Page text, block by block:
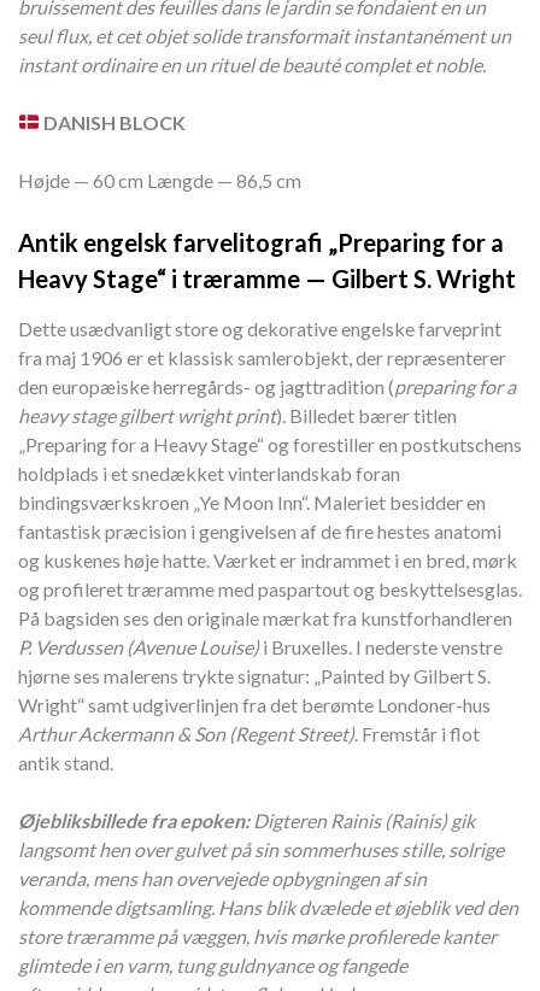
bruissement des feuilles dans le jardin se fondaient en un
seul flux, et cet objet solide transformait instantanément un
instant ordinaire en un rituel de beauté complet et noble.
DANISH BLOCK
Højde — 60 cm Længde — 86,5 cm
Antik engelsk farvelitografi „Preparing for a
Heavy Stage“ i træramme — Gilbert S. Wright
Dette usædvanligt store og dekorative engelske farveprint
fra maj 1906 er et klassisk samlerobjekt, der repræsenterer
den europæiske herregårds- og jagttradition (preparing for a
heavy stage gilbert wright print). Billedet bærer titlen
„Preparing for a Heavy Stage“ og forestiller en postkutschens
holdplads i et snedækket vinterlandskab foran
bindingsværkskroen „Ye Moon Inn“. Maleriet besidder en
fantastisk præcision i gengivelsen af de fire hestes anatomi
og kuskenes høje hatte. Værket er indrammet i en bred, mørk
og profileret træramme med paspartout og beskyttelsesglas.
På bagsiden ses den originale mærkat fra kunstforhandleren
P. Verdussen (Avenue Louise)i Bruxelles. I nederste venstre
hjørne ses malerens trykte signatur: „Painted by Gilbert S.
Wright“ samt udgiverlinjen fra det berømte Londoner-hus
Arthur Ackermann & Son (Regent Street). Fremstår i flot
antik stand.
Øjebliksbillede fra epoken: Digteren Rainis (Rainis) gik
langsomt hen over gulvet på sin sommerhuses stille, solrige
veranda, mens han overvejede opbygningen af sin
kommende digtsamling. Hans blik dvælede et øjeblik ved den
store træramme på væggen, hvis mørke profilerede kanter
glimtede i en varm, tung guldnyance og fangede